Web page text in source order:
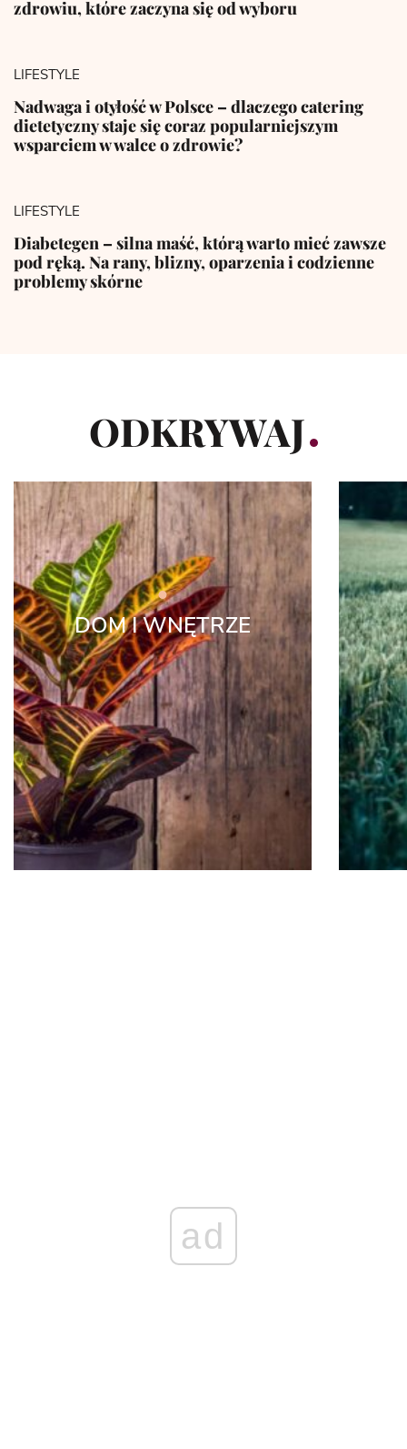
zdrowiu, które zaczyna się od wyboru
LIFESTYLE
Nadwaga i otyłość w Polsce – dlaczego catering
dietetyczny staje się coraz popularniejszym
wsparciem w walce o zdrowie?
LIFESTYLE
Diabetegen – silna maść, którą warto mieć zawsze
pod ręką. Na rany, blizny, oparzenia i codzienne
problemy skórne
ODKRYWAJ
DOM I WNĘTRZE
ad